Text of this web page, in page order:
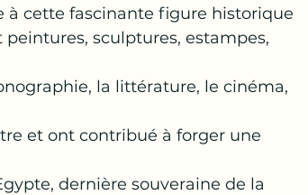
à cette fascinante figure historique
sculptures, estampes,
la littérature, le cinéma,
et ont contribué à forger une
dernière souveraine de la